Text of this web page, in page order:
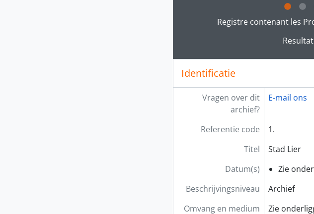
Clicking this description title
Registre contenant les
Identificatie
Vragen over dit
archief?
E-mail ons
Referentie code
1.
Titel
Stad Lier
Datum(s)
Zie
Beschrijvingsniveau
Archief
Omvang en medium
Zie